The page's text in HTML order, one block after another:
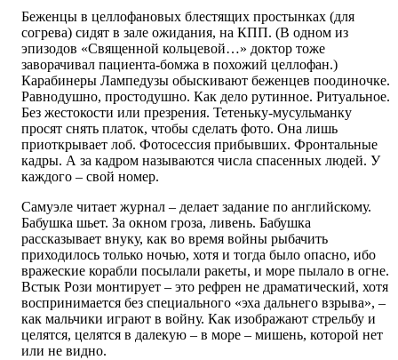
Беженцы в целлофановых блестящих простынках (для
согрева) сидят в зале ожидания, на КПП. (В одном из
эпизодов «Священной кольцевой…» доктор тоже
заворачивал пациента-бомжа в похожий целлофан.)
Карабинеры Лампедузы обыскивают беженцев поодиночке.
Равнодушно, простодушно. Как дело рутинное. Ритуальное.
Без жестокости или презрения. Тетеньку-мусульманку
просят снять платок, чтобы сделать фото. Она лишь
приоткрывает лоб. Фотосессия прибывших. Фронтальные
кадры. А за кадром называются числа спасенных людей. У
каждого – свой номер.
Самуэле читает журнал – делает задание по английскому.
Бабушка шьет. За окном гроза, ливень. Бабушка
рассказывает внуку, как во время войны рыбачить
приходилось только ночью, хотя и тогда было опасно, ибо
вражеские корабли посылали ракеты, и море пылало в огне.
Встык Рози монтирует – это рефрен не драматический, хотя
воспринимается без специального «эха дальнего взрыва», –
как мальчики играют в войну. Как изображают стрельбу и
целятся, целятся в далекую – в море – мишень, которой нет
или не видно.